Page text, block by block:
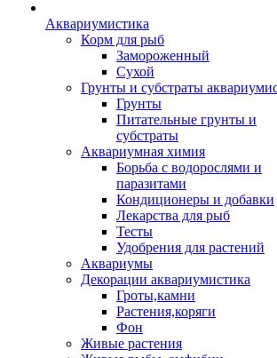
Аквариумистика
Корм для рыб
Замороженный
Сухой
Грунты и субстраты
Грунты
Питательные грунты и
субстраты
Аквариумная химия
Борьба с водорослями и
паразитами
Кондиционеры и добавки
Лекарства для рыб
Тесты
Удобрения для растений
Аквариумы
Декорации аквариумистика
Гроты,камни
Растения,коряги
Фон
Живые растения